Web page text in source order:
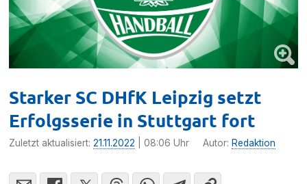
Starker SC DHfK Leipzig setzt
Erfolgsserie in Stuttgart fort
Zuletzt aktualisiert:21.11.2022 | 08:06 Uhr Autor: Redaktion